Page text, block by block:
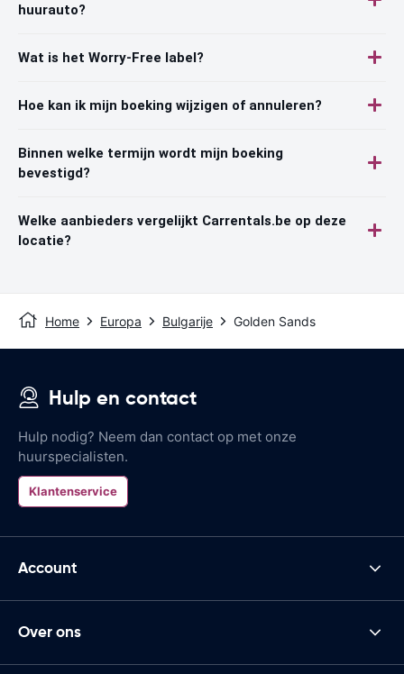
huurauto?
Wat is het Worry-Free label?
Hoe kan ik mijn boeking wijzigen of annuleren?
Binnen welke termijn wordt mijn boeking
bevestigd?
Welke aanbieders vergelijkt Carrentals.be op deze
locatie?
Home Europa Bulgarije Golden Sands
Hulp en contact
Hulp nodig? Neem dan contact op met onze
huurspecialisten.
Klantenservice
Account
Over ons